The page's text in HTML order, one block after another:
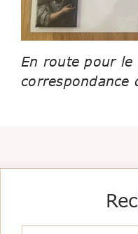
En route pour le
correspondance